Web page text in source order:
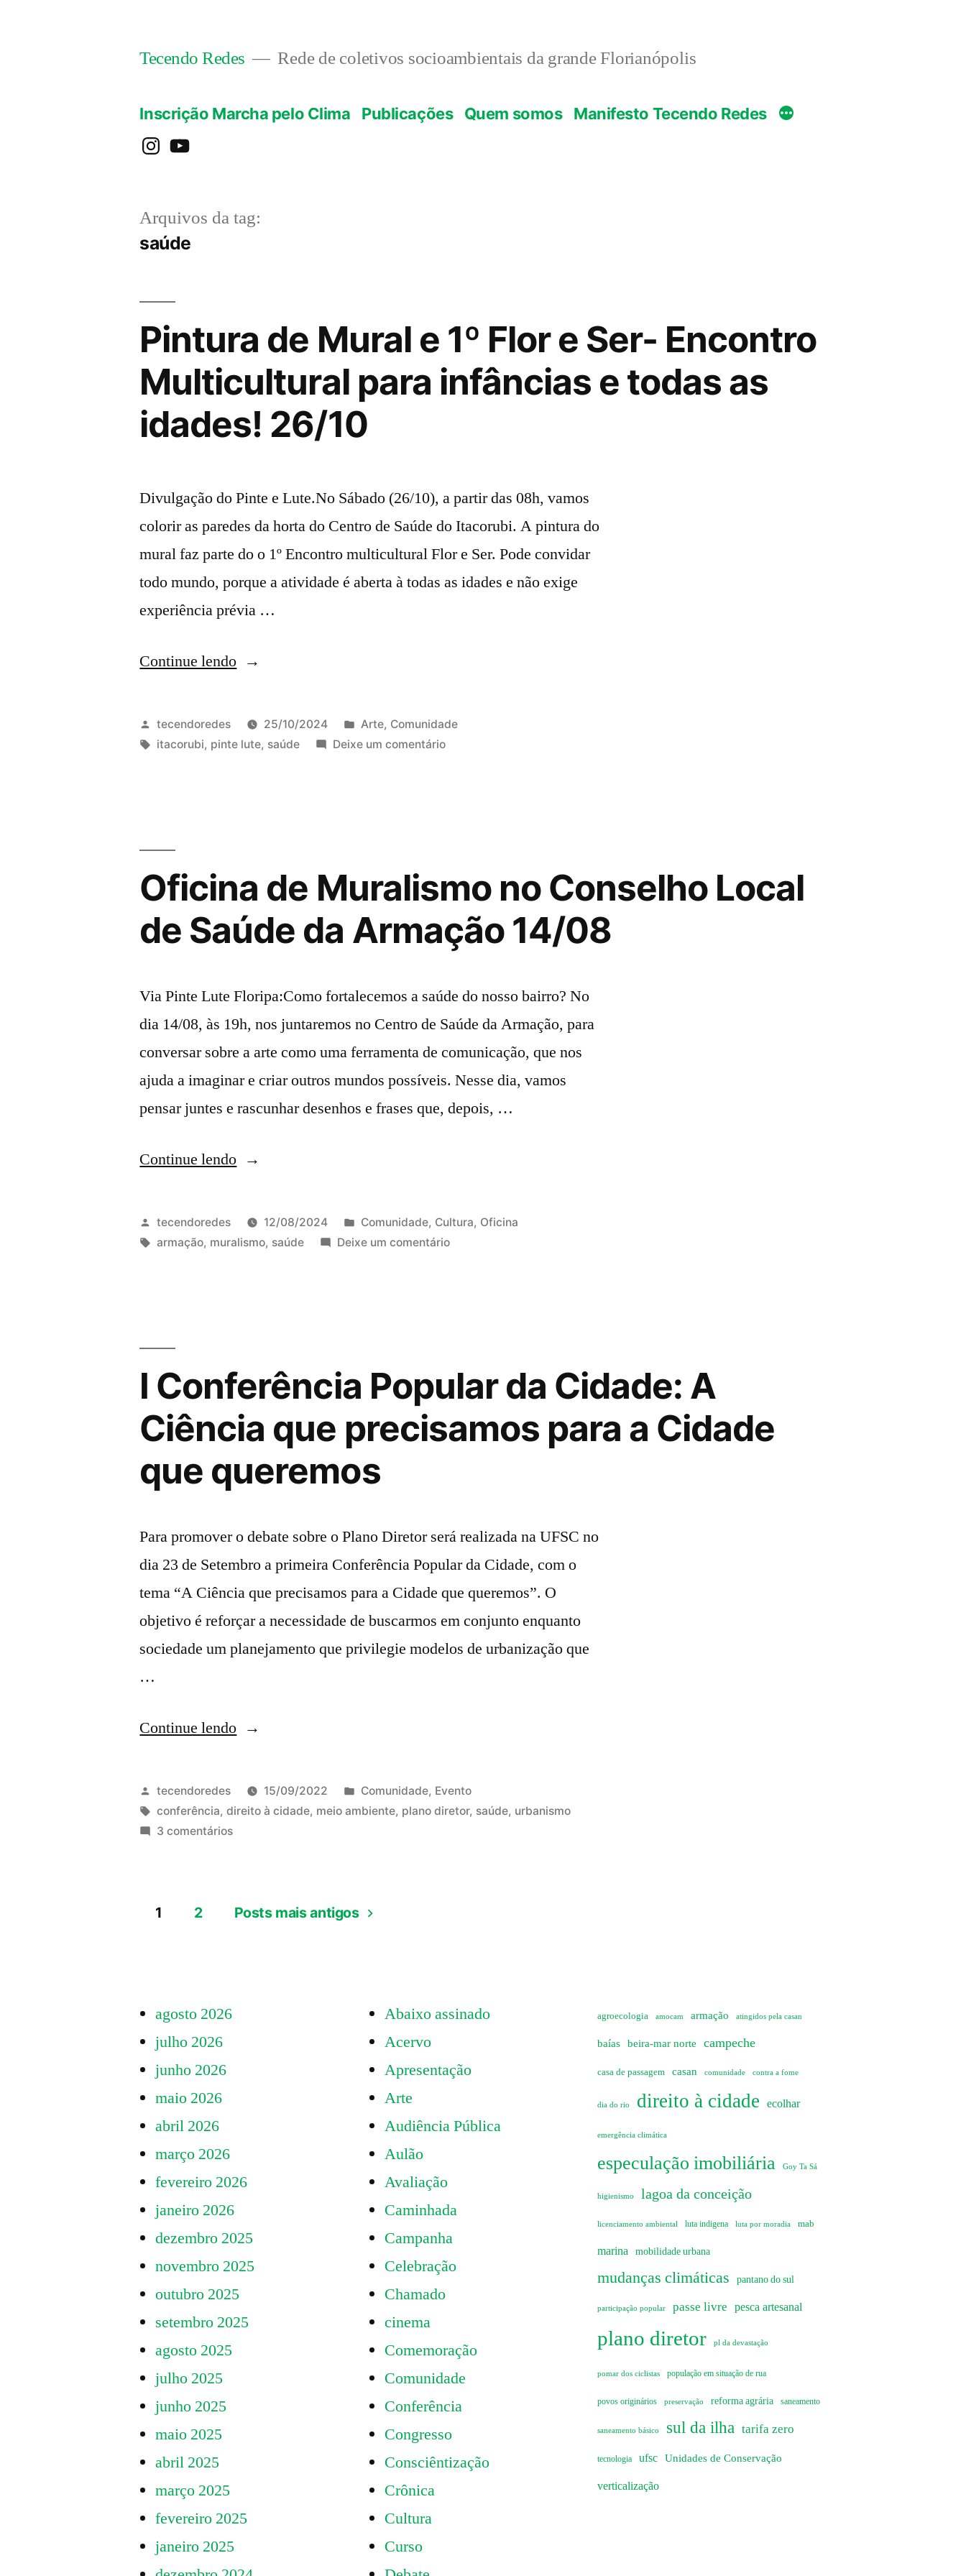
Tecendo Redes Rede de coletivos socioambientais da grande Florianópolis
Inscrição Marcha pelo Clima Publicações Quem somos Manifesto Tecendo Redes
instagramYouTube
Arquivos da tag:
saúde
Pintura de Mural e 1º Flor e Ser- Encontro
Multicultural para infâncias e todas as
idades! 26/10
Divulgação do Pinte e Lute.No Sábado (26/10), a partir das 08h, vamos
colorir as paredes da horta do Centro de Saúde do Itacorubi. A pintura do
mural faz parte do o 1º Encontro multicultural Flor e Ser. Pode convidar
todo mundo, porque a atividade é aberta à todas as idades e não exige
experiência prévia …
Continue lendo“Pintura
Mural
e
Encontro
Multicultural
para
e
todas
as
idades!
26/10”
Publicado
por
tecendoredes 25/10/2024
Publicado
em
Arte, Comunidade
Tags:
itacorubi, pinte lute, saúde Deixe um comentárioem
e
Ser-
Encontro
Multicultural
e
todas
26/10
Oficina de Muralismo no Conselho Local
de Saúde da Armação 14/08
Via Pinte Lute Floripa:Como fortalecemos a saúde do nosso bairro? No
dia 14/08, às 19h, nos juntaremos no Centro de Saúde da Armação, para
conversar sobre a arte como uma ferramenta de comunicação, que nos
ajuda a imaginar e criar outros mundos possíveis. Nesse dia, vamos
pensar juntes e rascunhar desenhos e frases que, depois, …
Continue lendo“Oficina
Muralismo
no
da
Armação
14/08”
Publicado
por
tecendoredes 12/08/2024
Publicado
em
Comunidade, Cultura, Oficina
Tags:
armação, muralismo, saúde Deixe um comentárioem
de
Saúde
da
Armação
I Conferência Popular da Cidade: A
Ciência que precisamos para a Cidade
que queremos
Para promover o debate sobre o Plano Diretor será realizada na UFSC no
dia 23 de Setembro a primeira Conferência Popular da Cidade, com o
tema “A Ciência que precisamos para a Cidade que queremos”. O
objetivo é reforçar a necessidade de buscarmos em conjunto enquanto
sociedade um planejamento que privilegie modelos de urbanização que
…
Continue lendo“I
Popular
da
que
Publicado
por
tecendoredes 15/09/2022
Publicado
em
Comunidade, Evento
Tags:
conferência,direito à cidade, meio ambiente, plano diretor, saúde, urbanismo
3 comentáriosem
da
1 2 Posts mais antigos
agosto 2026
julho 2026
junho 2026
maio 2026
abril 2026
março 2026
fevereiro 2026
janeiro 2026
dezembro 2025
novembro 2025
outubro 2025
setembro 2025
agosto 2025
julho 2025
junho 2025
maio 2025
abril 2025
março 2025
fevereiro 2025
janeiro 2025
Abaixo assinado
Acervo
Apresentação
Arte
Audiência Pública
Aulão
Avaliação
Caminhada
Campanha
Celebração
Chamado
cinema
Comemoração
Comunidade
Conferência
Congresso
Consciêntização
Crônica
Cultura
Curso
agroecologia amocam armação atingidos pela casan
baías beira-mar norte campeche
casa de passagem casan comunidade contra a fome
dia do rio direito à cidade ecolhar
emergência climática
especulação imobiliária Goy Ta Sá
higienismo lagoa da conceição
licenciamento ambiental luta indigena luta por moradia mab
marina mobilidade urbana
mudanças climáticas pantano do sul
participação popular passe livre pesca artesanal
plano diretor pl da devastação
pomar dos ciclistas população em situação de rua
povos originários preservação reforma agrária saneamento
saneamento básico sul da ilha tarifa zero
tecnologia ufsc Unidades de Conservação
verticalização